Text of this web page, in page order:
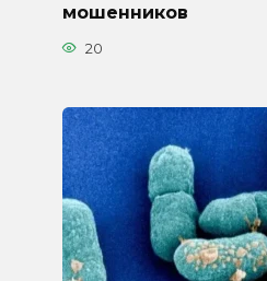
мошенников
20